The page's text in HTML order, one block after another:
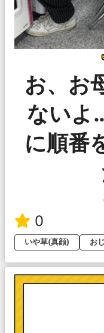
お、お
ないよ
に順番
0
いや草(真顔)
お